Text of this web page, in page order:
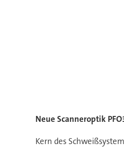
Neue Scanneroptik
Kern des